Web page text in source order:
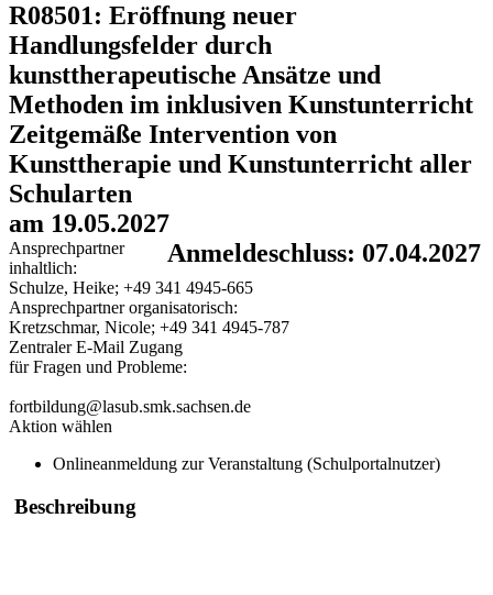
R08501: Eröffnung neuer
Handlungsfelder durch
kunsttherapeutische Ansätze und
Methoden im inklusiven Kunstunterricht
Zeitgemäße Intervention von
Kunsttherapie und Kunstunterricht aller
Schularten
am 19.05.2027
Anmeldeschluss: 07.04.2027
Ansprechpartner
inhaltlich:
Schulze, Heike; +49 341 4945-665
Ansprechpartner organisatorisch:
Kretzschmar, Nicole; +49 341 4945-787
Zentraler E-Mail Zugang
für Fragen und Probleme:
fortbildung@lasub.smk.sachsen.de
Aktion wählen
Onlineanmeldung zur Veranstaltung (Schulportalnutzer)
Beschreibung